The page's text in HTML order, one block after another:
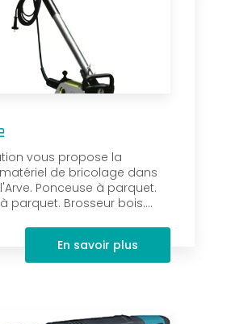
vous propose la
de bricolage dans
Ponceuse à parquet.
parquet. Brosseur bois....
En savoir plus